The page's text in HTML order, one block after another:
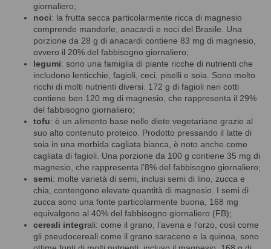
giornaliero;
noci: la frutta secca particolarmente ricca di magnesio
comprende mandorle, anacardi e noci del Brasile. Una
porzione da 28 g di anacardi contiene 83 mg di magnesio,
ovvero il 20% del fabbisogno giornaliero;
legumi: sono una famiglia di piante ricche di nutrienti che
includono lenticchie, fagioli, ceci, piselli e soia. Sono molto
ricchi di molti nutrienti diversi. 172 g di fagioli neri cotti
contiene ben 120 mg di magnesio, che rappresenta il 29%
del fabbisogno giornaliero;
tofu: è un alimento base nelle diete vegetariane grazie al
suo alto contenuto proteico. Prodotto pressando il latte di
soia in una morbida cagliata bianca, è noto anche come
cagliata di fagioli. Una porzione da 100 g contiene 35 mg di
magnesio, che rappresenta l’8% del fabbisogno giornaliero;
semi: molte varietà di semi, inclusi semi di lino, zucca e
chia, contengono elevate quantità di magnesio. I semi di
zucca sono una fonte particolarmente buona, 168 mg
equivalgono al 40% del fabbisogno giornaliero (FB);
cereali integrali: come il grano, l’avena e l’orzo, così come
gli pseudocereali come il grano saraceno e la quinoa, sono